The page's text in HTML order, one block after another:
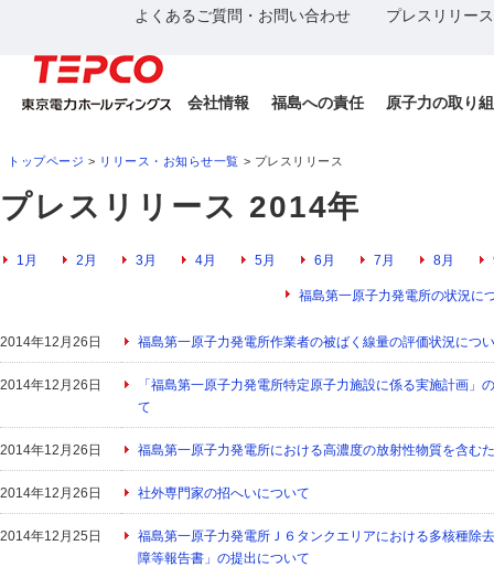
よくあるご質問・お問い合わせ プレスリリー
会社情報 福島への責任 原子力の取り
トップページ > リリース・お知らせ一覧 > プレスリリース
プレスリリース 2014年
1月 2月 3月 4月 5月 6月 7月 8月
福島第一原子力発電所の状況に
2014年12月26日 福島第一原子力発電所作業者の被ばく線量の評価状況につ
2014年12月26日
「福島第一原子力発電所特定原子力施設に係る実施計画
て
2014年12月26日 福島第一原子力発電所における高濃度の放射性物質を含む
2014年12月26日 社外専門家の招へいについて
2014年12月25日
福島第一原子力発電所Ｊ６タンクエリアにおける多核種除
障等報告書」の提出について